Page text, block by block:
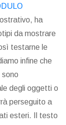
ha
da mostrare
testarne le
infine che
degli oggetti o
perseguito a
esteri. Il testo